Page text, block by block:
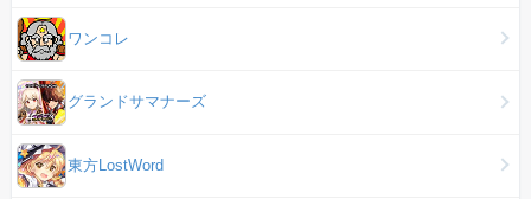
ワンコレ
グランドサマナーズ
東方LostWord